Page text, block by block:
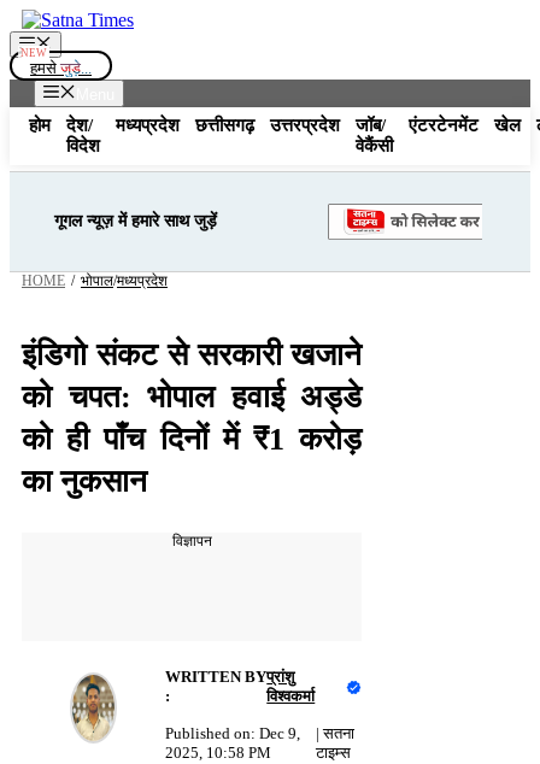
Skip
to
content
Menu
हमसे जुड़े...
होम
देश/
विदेश
मध्यप्रदेश छत्तीसगढ़ उत्तरप्रदेश
जॉब/
वेकैंसी
एंटरटेनमेंट खेल
गूगल न्यूज़ में हमारे साथ जुड़ें
HOME / भोपाल/मध्यप्रदेश
इंडिगो संकट से सरकारी खजाने
को चपत: भोपाल हवाई अड्डे
को ही पाँच दिनों में ₹1 करोड़
का नुकसान
विज्ञापन
WRITTEN BY
:
प्रांशु
विश्वकर्मा
Published on: Dec 9,
2025, 10:58 PM
|सतना
टाइम्स